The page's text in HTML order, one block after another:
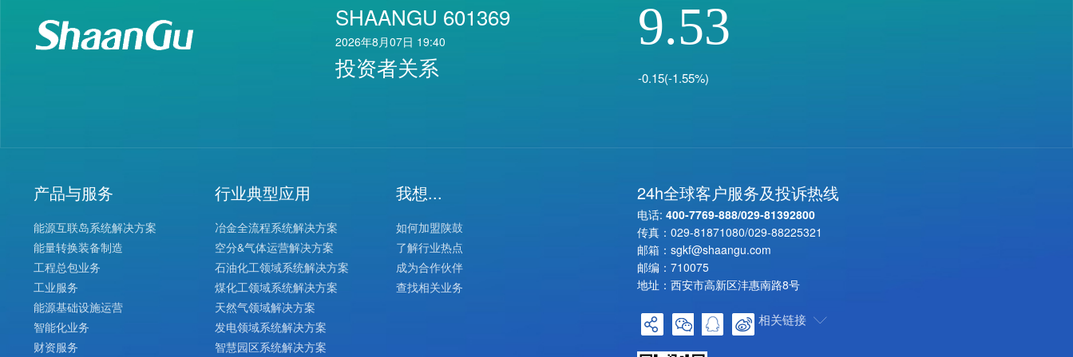
SHAANGU 601369
2026年8月07日 19:40
投资者关系
9.53
-0.15(-1.55%)
产品与服务
能源互联岛系统解决方案
能量转换装备制造
工程总包业务
工业服务
能源基础设施运营
智能化业务
财资服务
行业典型应用
冶金全流程系统解决方案
空分&气体运营解决方案
石油化工领域系统解决方案
煤化工领域系统解决方案
天然气领域解决方案
发电领域系统解决方案
智慧园区系统解决方案
我想...
如何加盟陕鼓
了解行业热点
成为合作伙伴
查找相关业务
24h全球客户服务及投诉热线
电话: 400-7769-888/029-81392800
传真： 029-81871080/029-88225321
邮箱： sgkf@shaangu.com
邮编：710075
地址：西安市高新区沣惠南路8号
相关链接 